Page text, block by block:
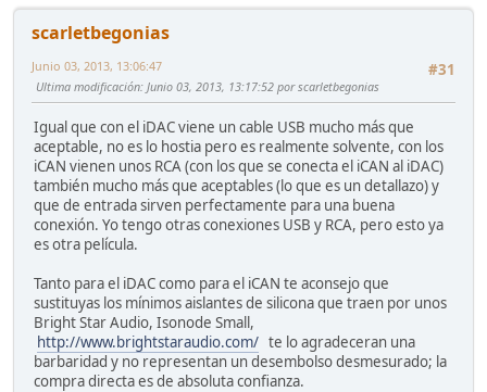
scarletbegonias
#31
Junio 03, 2013, 13:06:47
Ultima modificación: Junio 03, 2013, 13:17:52 por scarletbegonias
Igual que con el iDAC viene un cable USB mucho más que
aceptable, no es lo hostia pero es realmente solvente, con los
iCAN vienen unos RCA (con los que se conecta el iCAN al iDAC)
también mucho más que aceptables (lo que es un detallazo) y
que de entrada sirven perfectamente para una buena
conexión. Yo tengo otras conexiones USB y RCA, pero esto ya
es otra película.
Tanto para el iDAC como para el iCAN te aconsejo que
sustituyas los mínimos aislantes de silicona que traen por unos
Bright Star Audio, Isonode Small,
http://www.brightstaraudio.com/ te lo agradeceran una
barbaridad y no representan un desembolso desmesurado; la
compra directa es de absoluta confianza.